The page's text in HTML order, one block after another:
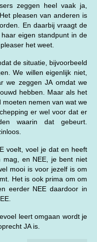
zeggen heel vaak ja,
pleasen van anderen is
En daarbij vraagt de
eigen standpunt in de
het weet.
de situatie, bijvoorbeeld
We willen eigenlijk niet,
we zeggen JA omdat we
hebben. Maar als het
nemen van wat we
er wel voor dat er
waarin dat gebeurt.
voelt, voel je dat en heeft
mag, en NEE, je bent niet
mooi is voor jezelf is om
Het is ook prima om om
eerder NEE daardoor in
leert omgaan wordt je
JA is.